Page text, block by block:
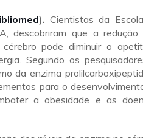
).Cientistas da
descobriram que a redução
pode diminuir o
Segundo os
da enzima
para o
a obesidade e as